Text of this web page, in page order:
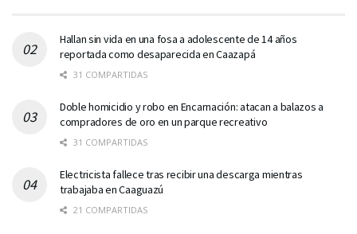
Hallan sin vida en una fosa a adolescente de 14 años
reportada como desaparecida en Caazapá
31 COMPARTIDAS
Doble homicidio y robo en Encarnación: atacan a balazos a
compradores de oro en un parque recreativo
31 COMPARTIDAS
Electricista fallece tras recibir una descarga mientras
trabajaba en Caaguazú
21 COMPARTIDAS